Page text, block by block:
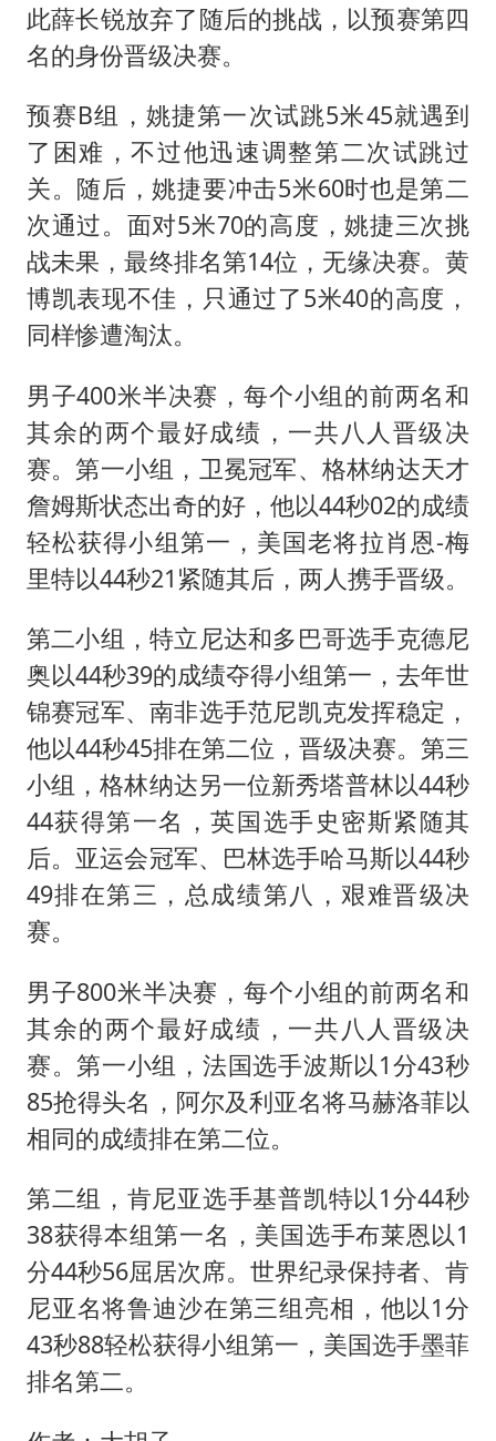
此薛长锐放弃了随后的挑战，以预赛第四
名的身份晋级决赛。
预赛B组，姚捷第一次试跳5米45就遇到
了困难，不过他迅速调整第二次试跳过
关。随后，姚捷要冲击5米60时也是第二
次通过。面对5米70的高度，姚捷三次挑
战未果，最终排名第14位，无缘决赛。黄
博凯表现不佳，只通过了5米40的高度，
同样惨遭淘汰。
男子400米半决赛，每个小组的前两名和
其余的两个最好成绩，一共八人晋级决
赛。第一小组，卫冕冠军、格林纳达天才
詹姆斯状态出奇的好，他以44秒02的成绩
轻松获得小组第一，美国老将拉肖恩-梅
里特以44秒21紧随其后，两人携手晋级。
第二小组，特立尼达和多巴哥选手克德尼
奥以44秒39的成绩夺得小组第一，去年世
锦赛冠军、南非选手范尼凯克发挥稳定，
他以44秒45排在第二位，晋级决赛。第三
小组，格林纳达另一位新秀塔普林以44秒
44获得第一名，英国选手史密斯紧随其
后。亚运会冠军、巴林选手哈马斯以44秒
49排在第三，总成绩第八，艰难晋级决
赛。
男子800米半决赛，每个小组的前两名和
其余的两个最好成绩，一共八人晋级决
赛。第一小组，法国选手波斯以1分43秒
85抢得头名，阿尔及利亚名将马赫洛菲以
相同的成绩排在第二位。
第二组，肯尼亚选手基普凯特以1分44秒
38获得本组第一名，美国选手布莱恩以1
分44秒56屈居次席。世界纪录保持者、肯
尼亚名将鲁迪沙在第三组亮相，他以1分
43秒88轻松获得小组第一，美国选手墨菲
排名第二。